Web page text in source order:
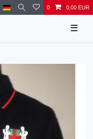
0 0,00 EUR
☰